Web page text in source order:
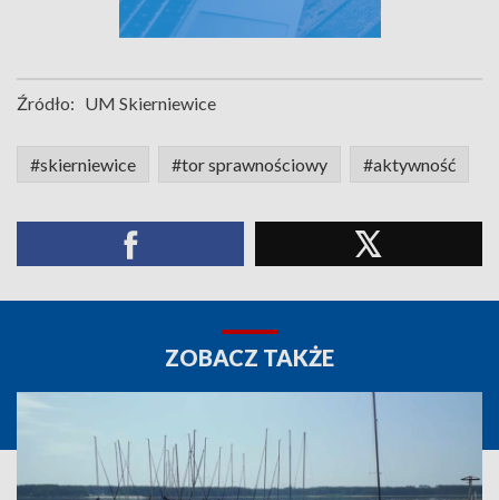
Źródło: UM Skierniewice
#skierniewice #tor sprawnościowy #aktywność
ZOBACZ TAKŻE